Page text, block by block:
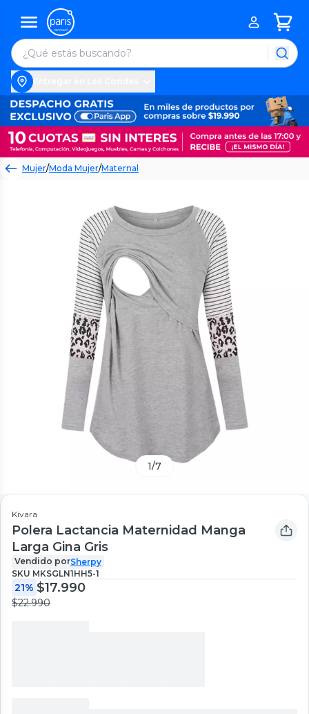
Mujer/Moda Mujer/Maternal
1/7
Kivara
Polera Lactancia Maternidad Manga
Larga Gina Gris
Vendido porSherpy
SKU MKSGLN1HH5-1
21% $17.990
$22.990